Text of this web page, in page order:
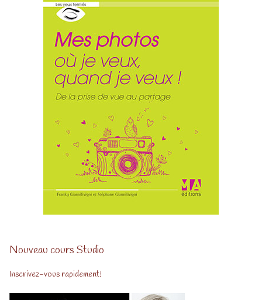
Nouveau cours Studio
Inscrivez-vous rapidement!